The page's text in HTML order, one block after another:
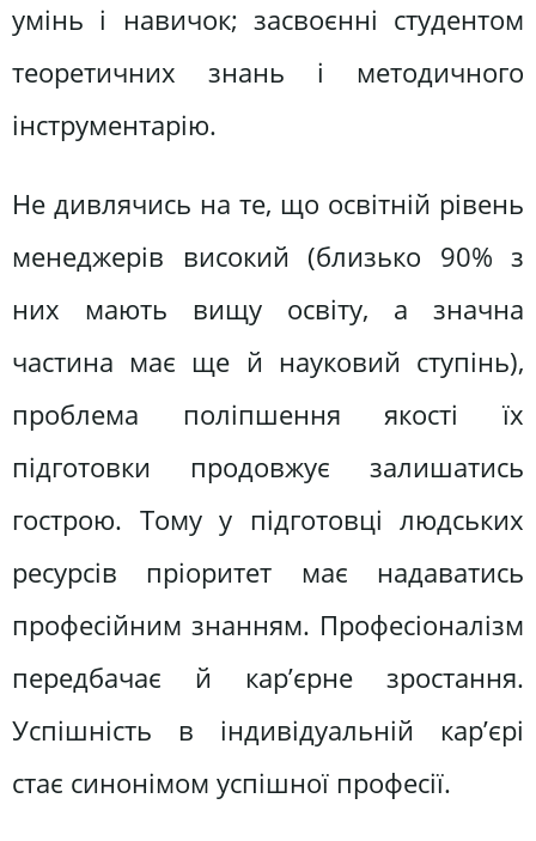
умінь і навичок; засвоєнні студентом
теоретичних знань і методичного
інструментарію.
Не дивлячись на те, що освітній рівень
менеджерів високий (близько 90% з
них мають вищу освіту, а значна
частина має ще й науковий ступінь),
проблема поліпшення якості їх
підготовки продовжує залишатись
гострою. Тому у підготовці людських
ресурсів пріоритет має надаватись
професійним знанням. Професіоналізм
передбачає й кар’єрне зростання.
Успішність в індивідуальній кар’єрі
стає синонімом успішної професії.